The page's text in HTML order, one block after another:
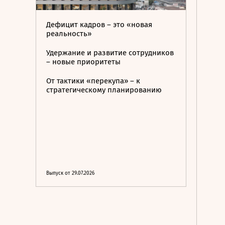
Дефицит кадров – это «новая
реальность»
Удержание и развитие сотрудников
– новые приоритеты
От тактики «перекупа» – к
стратегическому планированию
Выпуск от 29.07.2026